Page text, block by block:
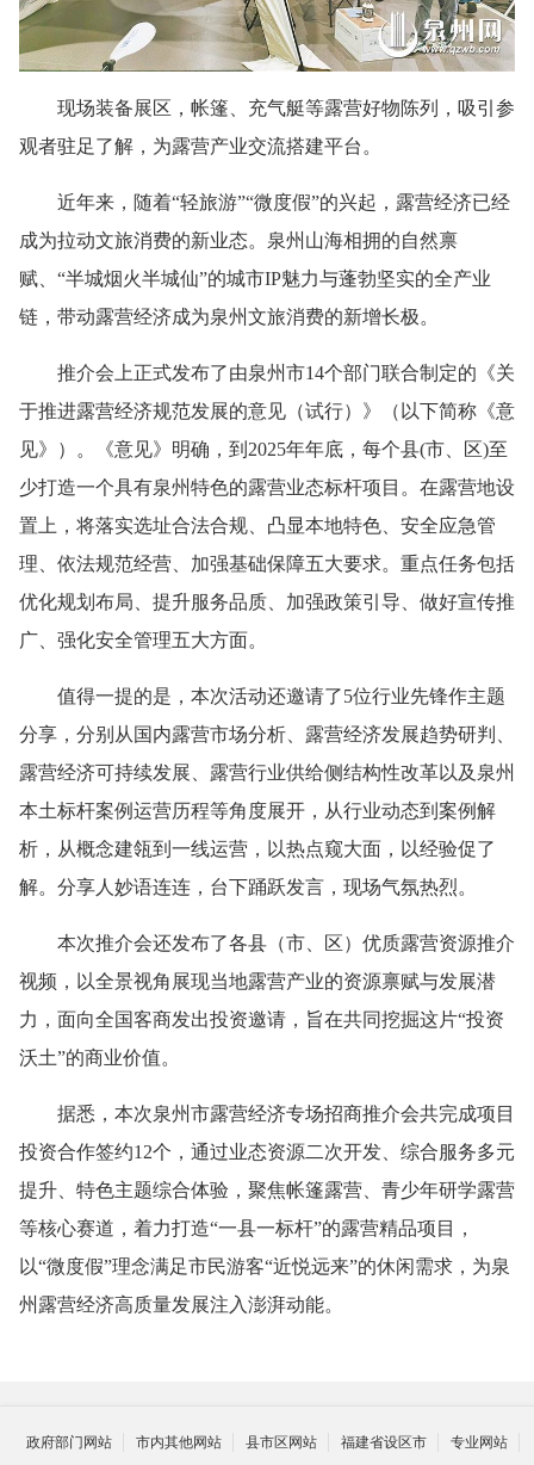
现场装备展区，帐篷、充气艇等露营好物陈列，吸引参
观者驻足了解，为露营产业交流搭建平台。
近年来，随着“轻旅游”“微度假”的兴起，露营经济已经
成为拉动文旅消费的新业态。泉州山海相拥的自然禀
赋、“半城烟火半城仙”的城市IP魅力与蓬勃坚实的全产业
链，带动露营经济成为泉州文旅消费的新增长极。
推介会上正式发布了由泉州市14个部门联合制定的《关
于推进露营经济规范发展的意见（试行）》（以下简称《意
见》）。《意见》明确，到2025年年底，每个县(市、区)至
少打造一个具有泉州特色的露营业态标杆项目。在露营地设
置上，将落实选址合法合规、凸显本地特色、安全应急管
理、依法规范经营、加强基础保障五大要求。重点任务包括
优化规划布局、提升服务品质、加强政策引导、做好宣传推
广、强化安全管理五大方面。
值得一提的是，本次活动还邀请了5位行业先锋作主题
分享，分别从国内露营市场分析、露营经济发展趋势研判、
露营经济可持续发展、露营行业供给侧结构性改革以及泉州
本土标杆案例运营历程等角度展开，从行业动态到案例解
析，从概念建瓴到一线运营，以热点窥大面，以经验促了
解。分享人妙语连连，台下踊跃发言，现场气氛热烈。
本次推介会还发布了各县（市、区）优质露营资源推介
视频，以全景视角展现当地露营产业的资源禀赋与发展潜
力，面向全国客商发出投资邀请，旨在共同挖掘这片“投资
沃土”的商业价值。
据悉，本次泉州市露营经济专场招商推介会共完成项目
投资合作签约12个，通过业态资源二次开发、综合服务多元
提升、特色主题综合体验，聚焦帐篷露营、青少年研学露营
等核心赛道，着力打造“一县一标杆”的露营精品项目，
以“微度假”理念满足市民游客“近悦远来”的休闲需求，为泉
州露营经济高质量发展注入澎湃动能。
政府部门网站 市内其他网站 县市区网站 福建省设区市 专业网站